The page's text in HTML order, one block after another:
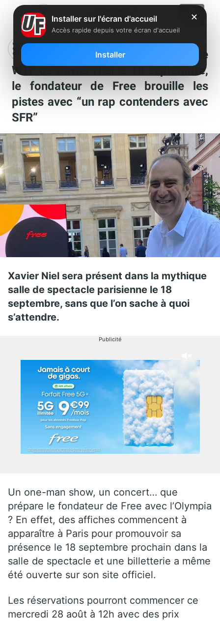
L’Olympia annonce un spectacle
WTF de Xavier Niel le 18 septembre,
le fondateur de Free brouille les
pistes avec “un rap contenders avec
SFR”
Xavier Niel sera présent dans la mythique
salle de spectacle parisienne le 18
septembre, sans que l’on sache à quoi
s’attendre.
Publicité
Un one-man show, un concert… que
prépare le fondateur de Free avec l’Olympia
? En effet, des affiches commencent à
apparaître à Paris pour promouvoir sa
présence le 18 septembre prochain dans la
salle de spectacle et une billetterie a même
été ouverte sur son site officiel.
Les réservations pourront commencer ce
mercredi 28 août à 12h avec des prix
✕
Installer sur l'écran d'accueil
Accès rapide depuis votre écran d'accueil
Installer